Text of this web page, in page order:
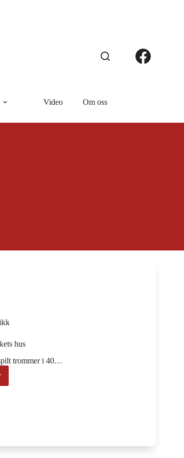
Video Om oss
hus
trommer i 40…